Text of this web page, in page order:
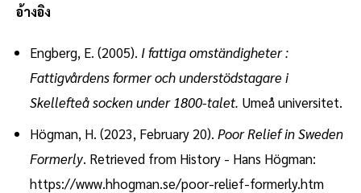
อ้างอิง
Engberg, E. (2005). I fattiga omständigheter :
Fattigvårdens former och understödstagare i
Skellefteå socken under 1800-talet. Umeå universitet.
Högman, H. (2023, February 20). Poor Relief in Sweden
Formerly. Retrieved from History - Hans Högman:
https://www.hhogman.se/poor-relief-formerly.htm